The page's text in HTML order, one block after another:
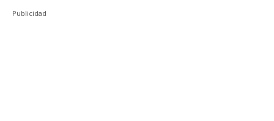
Publicidad